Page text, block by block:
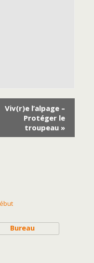
Viv(r)e l’alpage –
Protéger le
troupeau »
Bureau